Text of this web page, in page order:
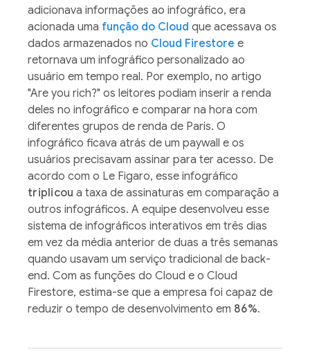
adicionava informações ao infográfico, era
acionada uma função do Cloud que acessava os
dados armazenados no Cloud Firestore e
retornava um infográfico personalizado ao
usuário em tempo real. Por exemplo, no artigo
"Are you rich?" os leitores podiam inserir a renda
deles no infográfico e comparar na hora com
diferentes grupos de renda de Paris. O
infográfico ficava atrás de um paywall e os
usuários precisavam assinar para ter acesso. De
acordo com o Le Figaro, esse infográfico
triplicou a taxa de assinaturas em comparação a
outros infográficos. A equipe desenvolveu esse
sistema de infográficos interativos em três dias
em vez da média anterior de duas a três semanas
quando usavam um serviço tradicional de back-
end. Com as funções do Cloud e o Cloud
Firestore, estima-se que a empresa foi capaz de
reduzir o tempo de desenvolvimento em 86%.